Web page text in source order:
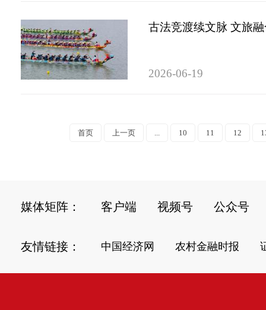
古法竞渡续文脉 文旅
2026-06-19
首页 上一页 ... 10 11 12
媒体矩阵： 客户端 视频号 公众号
友情链接： 中国经济网 农村金融时报